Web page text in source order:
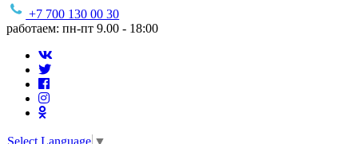
+7 700 130 00 30
работаем: пн-пт 9.00 - 18:00
Select Language ▼